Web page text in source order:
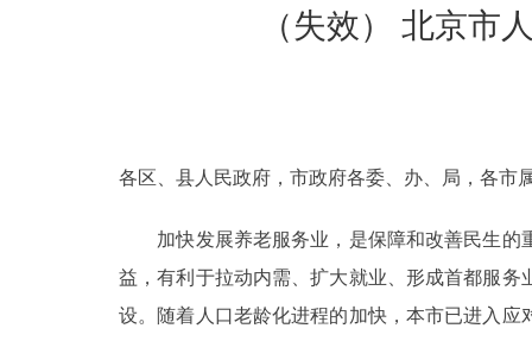
政策兑现
决策公开
政务服务
（失效） 北京市
各区、县人民政府，市政府各委、办、局，各市
加快发展养老服务业，是保障和改善民生的
益，有利于拉动内需、扩大就业、形成首都服
设。随着人口老龄化进程的加快，本市已进入